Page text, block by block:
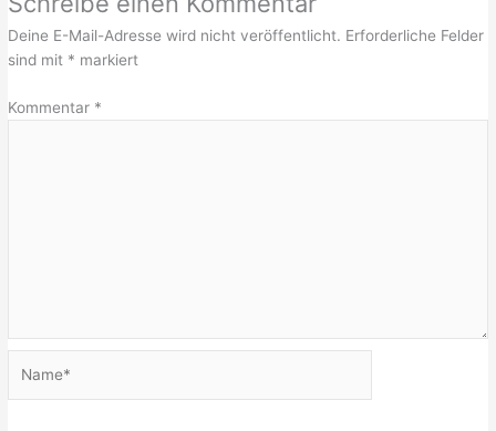
Deine E-Mail-Adresse wird nicht veröffentlicht. Erforderliche Felder
sind mit * markiert
Kommentar *